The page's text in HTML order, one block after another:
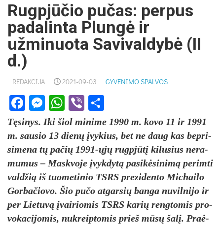
Rugpjūčio pučas: perpus
padalinta Plungė ir
užminuota Savivaldybė (II
d.)
REDAKCIJA 2021-09-03 GYVENIMO SPALVOS
Facebook
Messenger
WhatsApp
Viber
Tęsi­nys. Iki šiol mi­ni­me 1990 m. ko­vo 11 ir 1991
m. sau­sio 13 dienų įvy­kius, bet ne daug kas be­pri­
si­me­na tų pa­čių 1991-ųjų rugpjūtį ki­lu­sius ne­ra­
mu­mus – Mask­vo­je įvyk­dytą pa­si­kėsi­nimą pe­rim­ti
vald­žią iš tuo­me­ti­nio TSRS pre­zi­den­to Mi­chai­lo
Gor­ba­čio­vo. Šio pu­čo at­gar­sių ban­ga nu­vil­ni­jo ir
per Lie­tuvą įvai­rio­mis TSRS ka­rių reng­to­mis pro­
vo­ka­ci­jo­mis, nu­kreip­to­mis prie­š mūsų šalį. Praė­